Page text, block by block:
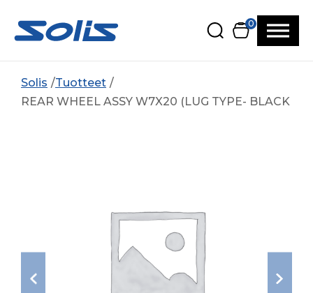
0
Solis
Tuotteet
REAR WHEEL ASSY W7X20 (LUG TYPE- BLACK